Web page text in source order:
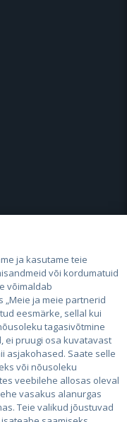
ja kasutame teie
või kordumatuid
võimaldab
ja meie partnerid
eesmärke, sellal kui
tagasivõtmine
ei pruugi osa kuvatavast
asjakohased. Saate selle
või nõusoleku
veebilehe allosas oleval
vasakus alanurgas
Teie valikud jõustuvad